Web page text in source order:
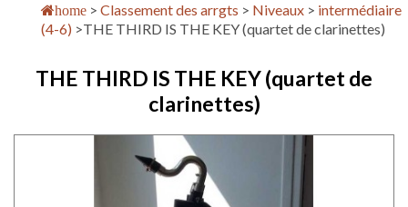
home > Classement des arrgts > Niveaux > intermédiaire
(4-6) >THE THIRD IS THE KEY (quartet de clarinettes)
THE THIRD IS THE KEY (quartet de
clarinettes)